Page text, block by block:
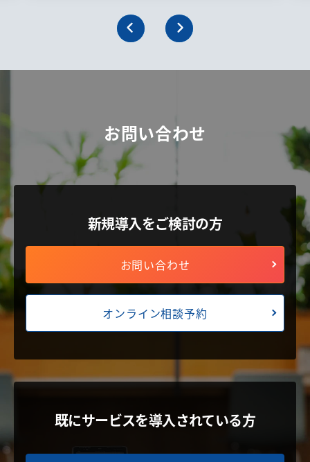
お問い合わせ
新規導入をご検討の方
お問い合わせ
オンライン相談予約
既にサービスを導入されている方